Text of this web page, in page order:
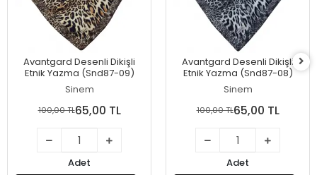
Avantgard Desenli Dikişli
Etnik Yazma (Snd87-09)
Sinem
100,00 TL65,00 TL
Adet
Avantgard Desenli Dikişli
Etnik Yazma (Snd87-08)
Sinem
100,00 TL65,00 TL
Adet